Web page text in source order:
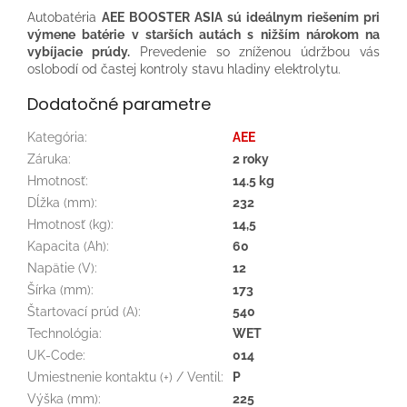
Autobatéria AEE BOOSTER ASIA sú ideálnym riešením pri
výmene batérie v starších autách s nižším nárokom na
vybíjacie prúdy.Prevedenie so zníženou údržbou vás
oslobodí od častej kontroly stavu hladiny elektrolytu.
Dodatočné parametre
Kategória:
AEE
Záruka:
2 roky
Hmotnosť:
14.5 kg
Dĺžka (mm):
232
Hmotnosť (kg):
14,5
Kapacita (Ah):
60
Napätie (V):
12
Šírka (mm):
173
Štartovací prúd (A):
540
Technológia:
WET
UK-Code:
014
Umiestnenie kontaktu (+) / Ventil :
P
Výška (mm): 225